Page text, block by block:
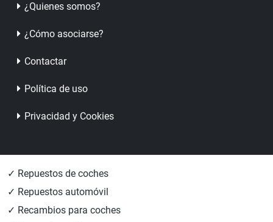
¿Quienes somos?
¿Cómo asociarse?
Contactar
Política de uso
Privacidad y Cookies
✓ Repuestos de coches
✓ Repuestos automóvil
✓ Recambios para coches